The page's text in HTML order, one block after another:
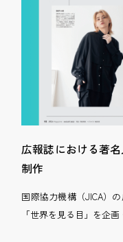
広報誌における著
制作
国際協力機構（JICA）
「世界を見る目」を企画